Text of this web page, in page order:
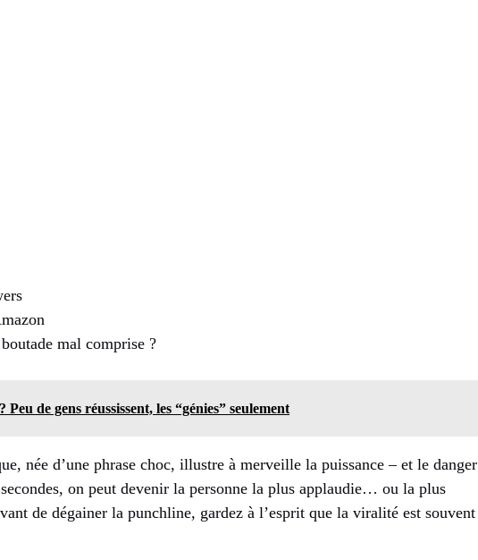
mal comprise ?
de gens réussissent, les “génies” seulement
née d’une phrase choc, illustre à merveille la puissance – et le danger
on peut devenir la personne la plus applaudie… ou la plus
de dégainer la punchline, gardez à l’esprit que la viralité est souvent